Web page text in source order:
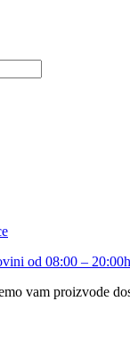
od 08:00 – 20:00h
vam proizvode